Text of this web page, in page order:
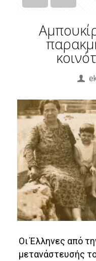
Οι Έλληνες από
μετανάστευσής